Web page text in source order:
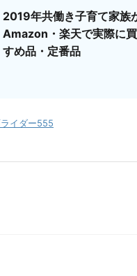
2019年共働き子育て家族
Amazon・楽天で実際に
すめ品・定番品
イダー555